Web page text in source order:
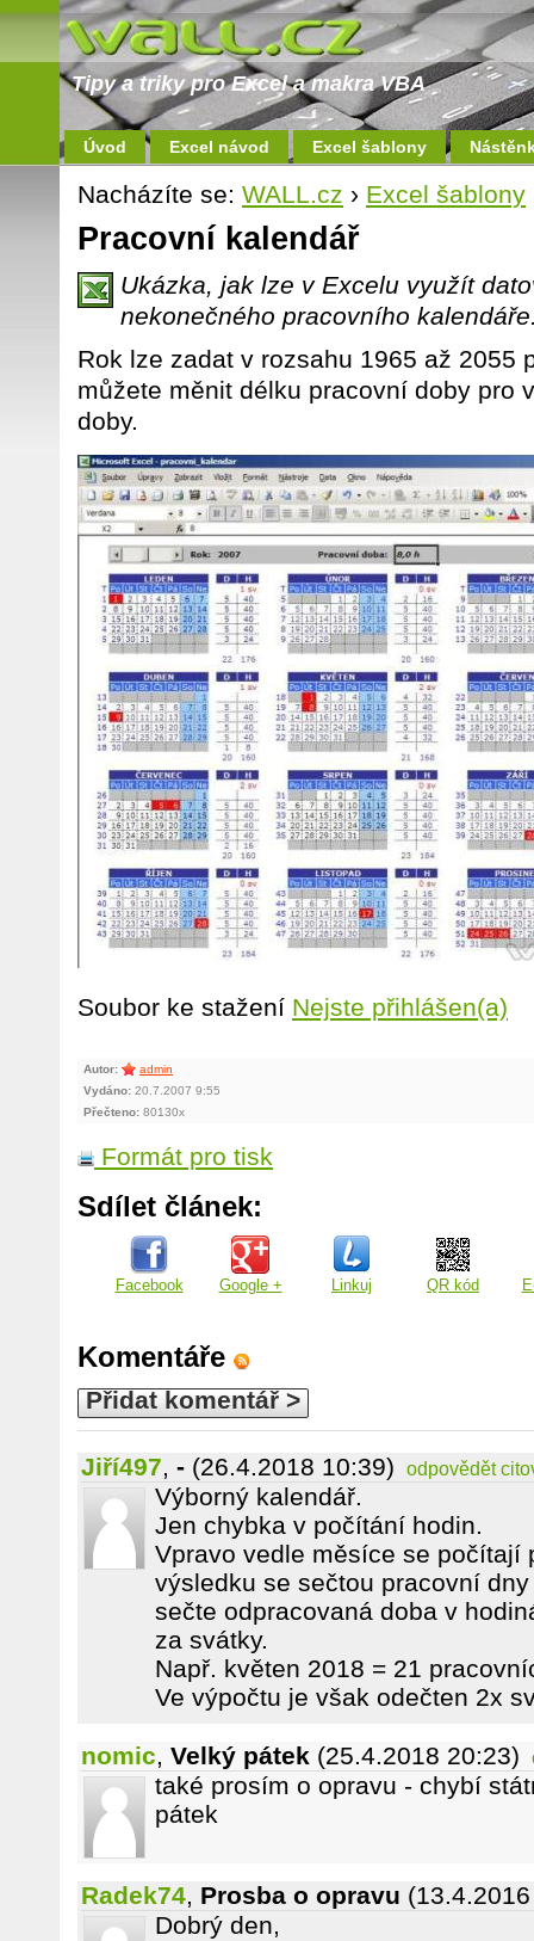
Tipy a triky pro Excel a makra VBA
Úvod Excel návod Excel šablony
Nacházíte se: WALL.cz › Excel šablony
Pracovní kalendář
Ukázka, jak lze v Excelu využít
nekonečného pracovního
Rok lze zadat v rozsahu 1965 až 2055
můžete měnit délku pracovní doby pro
doby.
Soubor ke stažení Nejste přihlášen(a)
Autor:
admin
Vydáno: 20.7.2007 9:55
Přečteno: 80130x
Formát pro tisk
Sdílet článek:
Facebook Google + Linkuj QR kód
Komentáře
Přidat komentář >
Jiří497, - (26.4.2018 10:39) odpovědět
Výborný kalendář.
Jen chybka v počítání hodin.
Vpravo vedle měsíce se počítají
výsledku se sečtou pracovní
sečte odpracovaná doba v
za svátky.
Např. květen 2018 = 21
Ve výpočtu je však odečten 2x
nomic, Velký pátek (25.4.2018 20:23)
také prosím o opravu - chybí
pátek
Radek74, Prosba o opravu
Dobrý den,